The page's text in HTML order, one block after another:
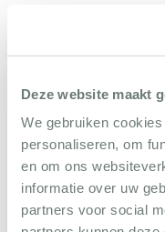
Deze website maakt
We gebruiken
personaliseren, om
en om ons
informatie over uw
partners voor social
„Moulin de
Unmittelbar
Wohnhauses von
Dame de Vie, die
Sie ist